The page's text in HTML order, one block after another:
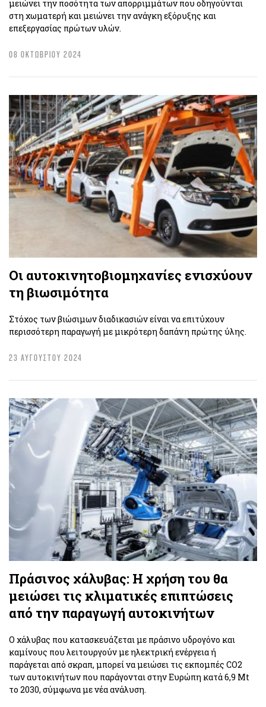
μειώνει την ποσότητα των απορριμμάτων που οδηγούνται
στη χωματερή και μειώνει την ανάγκη εξόρυξης και
επεξεργασίας πρώτων υλών.
08 ΟΚΤΩΒΡΙΟΥ 2024
Οι αυτοκινητοβιομηχανίες ενισχύουν
τη βιωσιμότητα
Στόχος των βιώσιμων διαδικασιών είναι να επιτύχουν
περισσότερη παραγωγή με μικρότερη δαπάνη πρώτης ύλης.
23 ΑΥΓΟΥΣΤΟΥ 2024
Πράσινος χάλυβας: Η χρήση του θα
μειώσει τις κλιματικές επιπτώσεις
από την παραγωγή αυτοκινήτων
Ο χάλυβας που κατασκευάζεται με πράσινο υδρογόνο και
καμίνους που λειτουργούν με ηλεκτρική ενέργεια ή
παράγεται από σκραπ, μπορεί να μειώσει τις εκπομπές CO2
των αυτοκινήτων που παράγονται στην Ευρώπη κατά 6,9 Mt
το 2030, σύμφωνα με νέα ανάλυση.